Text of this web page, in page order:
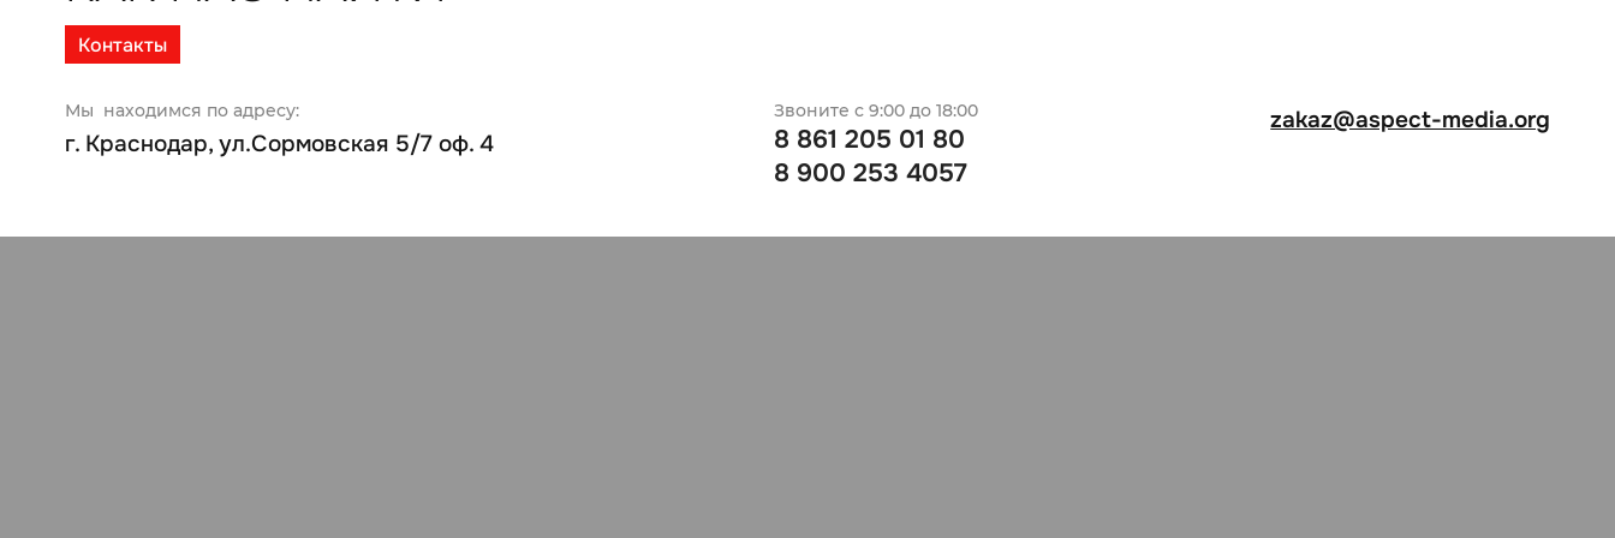
Контакты
Мы находимся по адресу:
г. Краснодар, ул.Сормовская 5/7 оф. 4
Звоните с 9:00 до 18:00
8 861 205 01 80
8 900 253 4057
zakaz@aspect-media.org